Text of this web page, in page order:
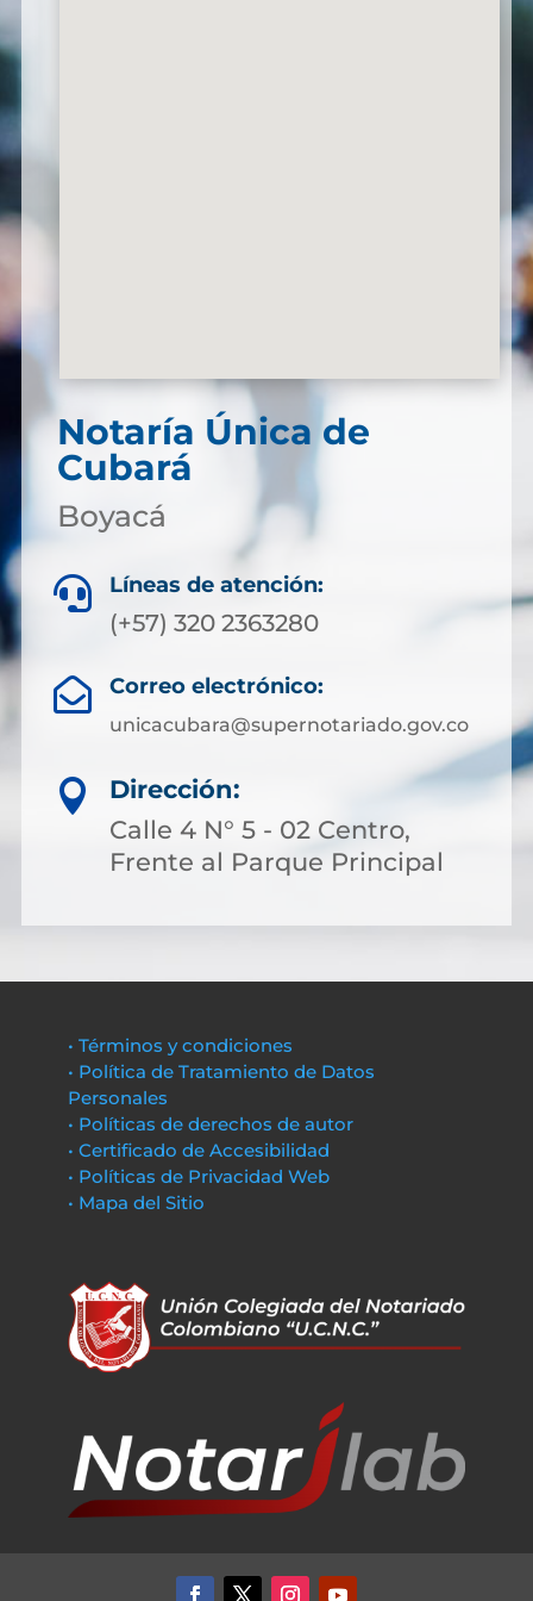
Notaría Única de
Cubará
Boyacá
 Líneas de atención:
(+57) 320 2363280
 Correo electrónico:
unicacubara@supernotariado.gov.co

Dirección:
Calle 4 N° 5 - 02 Centro,
Frente al Parque Principal
• Términos y condiciones
• Política de Tratamiento de Datos
Personales
• Políticas de derechos de autor
• Certificado de Accesibilidad
• Políticas de Privacidad Web
• Mapa del Sitio